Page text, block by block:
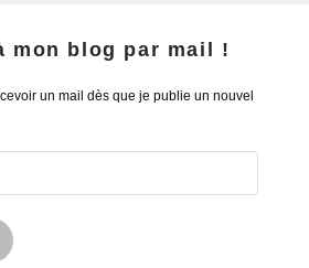
mon blog par mail !
un mail dès que je publie un nouvel